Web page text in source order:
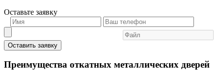
Оставьте заявку
Оставить заявку
Преимущества откатных металлических дверей